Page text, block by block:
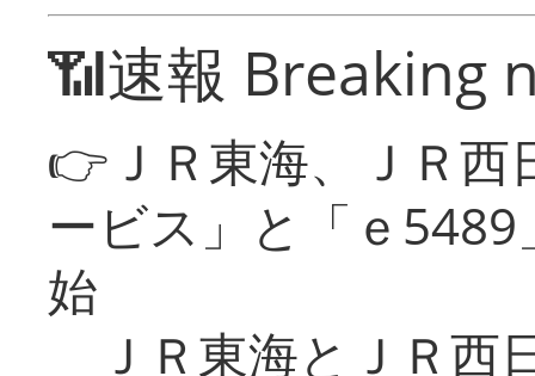
📶速報 Breaking
👉ＪＲ東海、ＪＲ
ービス」と「ｅ
始
ＪＲ東海とＪＲ西